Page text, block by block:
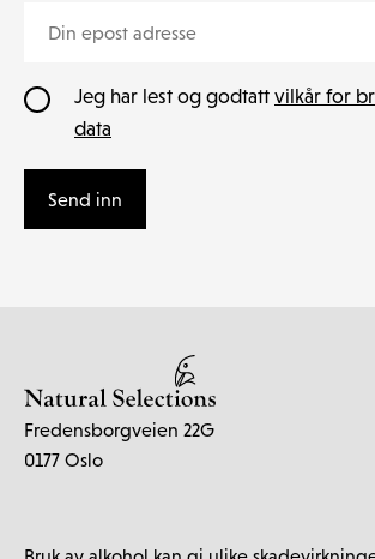
Jeg har lest og godtatt vilkår for
data
Send inn
Fredensborgveien 22G
0177 Oslo